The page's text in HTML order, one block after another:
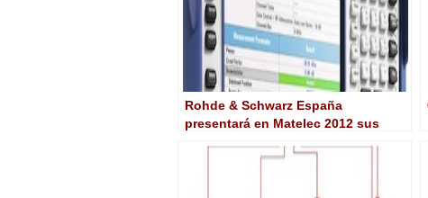
Rohde & Schwarz España
presentará en Matelec 2012 sus
EMC, fibra óptica y TV